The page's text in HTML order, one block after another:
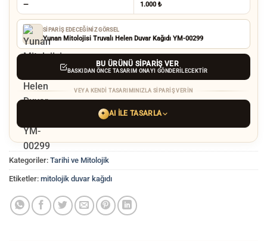
— 1.000 ₺
SIPARIŞ EDECEĞINIZ GÖRSEL
Yunan Mitolojisi Truvalı Helen Duvar Kağıdı YM-00299
BU ÜRÜNÜ SIPARIŞ VER
BASKIDAN ÖNCE TASARIM ONAYI GÖNDERILECEKTIR
VEYA KENDI TASARIMINIZLA SIPARIŞ VERIN
✦ AI ILE TASARLA
ChatGPT
baskı kalitesine yükseltip
üretim yaparız.
Kategoriler: Tarihi ve Mitolojik
Etiketler: mitolojik duvar kağıdı